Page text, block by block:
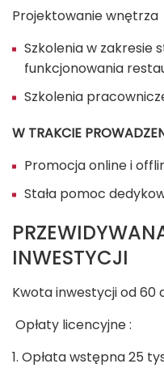
Projektowanie wnętrza
Szkolenia w zakresie
funkcjonowania
Szkolenia
W TRAKCIE
Promocja online i
Stała pomoc
INWESTYCJI
Kwota inwestycji od 60
Opłaty licencyjne :
1. Opłata wstępna 25